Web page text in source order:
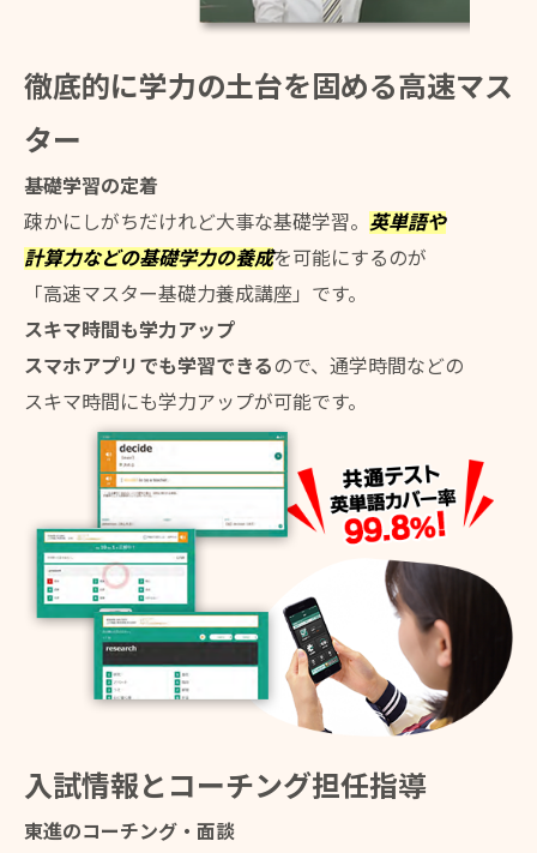
徹底的に学力の土台を固める高速マス
ター
基礎学習の定着
疎かにしがちだけれど大事な基礎学習。 英単語や
計算力などの基礎学力の養成を可能にするのが
「高速マスター基礎力養成講座」です。
スキマ時間も学力アップ
スマホアプリでも学習できる ので、通学時間などの
スキマ時間にも学力アップが可能です。
入試情報とコーチング担任指導
東進のコーチング・面談